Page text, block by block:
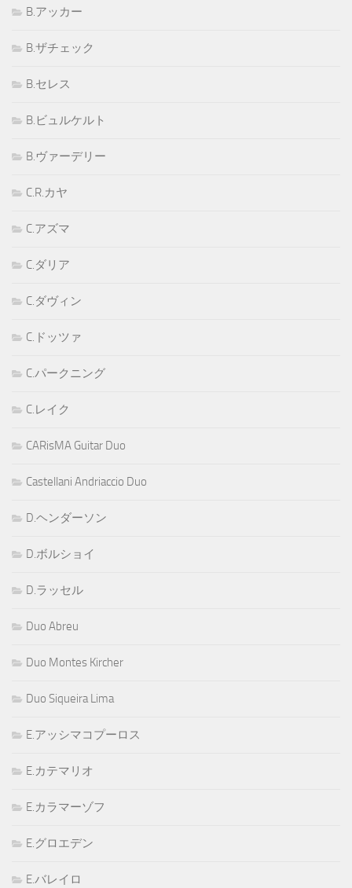
B.アッカー
B.ザチェック
B.セレス
B.ビュルケルト
B.ヴァーデリー
C.R.カヤ
C.アズマ
C.ダリア
C.ダヴィン
C.ドッツァ
C.パークニング
C.レイク
CARisMA Guitar Duo
Castellani Andriaccio Duo
D.ヘンダーソン
D.ボルショイ
D.ラッセル
Duo Abreu
Duo Montes Kircher
Duo Siqueira Lima
E.アッシマコプーロス
E.カテマリオ
E.カラマーゾフ
E.グロエデン
E.バレイロ